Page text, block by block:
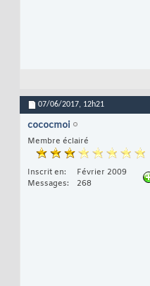
07/06/2017, 12h21
cococmoi
Membre éclairé
Inscrit en
Février 2009
Messages
268